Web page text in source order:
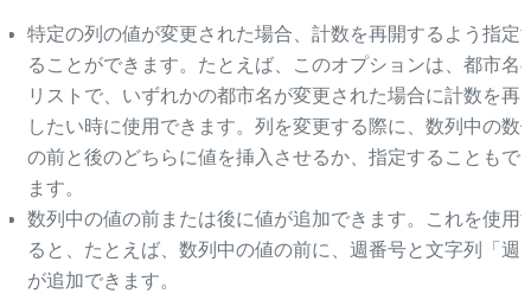
特定の列の値が変更された場合、計数を再開するよう指定
ることができます。たとえば、このオプションは、都市名
リストで、いずれかの都市名が変更された場合に計数を再
したい時に使用できます。列を変更する際に、数列中の数
の前と後のどちらに値を挿入させるか、指定することもで
ます。
数列中の値の前または後に値が追加できます。これを使用
ると、たとえば、数列中の値の前に、週番号と文字列「週
が追加できます。